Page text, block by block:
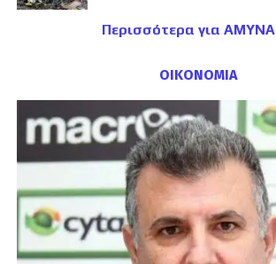
Περισσότερα για ΑΜΥΝΑ
ΟΙΚΟΝΟΜΙΑ